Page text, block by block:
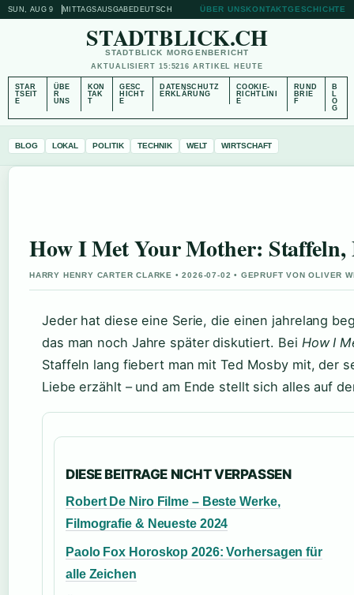
SUN, AUG 9 MITTAGSAUSGABEDEUTSCH ÜBER UNSKONTAKTGESCHICHTE
STADTBLICK.CH
STADTBLICK MORGENBERICHT
AKTUALISIERT 15:5216 ARTIKEL HEUTE
STAR
TSEIT
E
ÜBE
R
UNS
KON
TAK
T
GESC
HICHT
E
DATENSCHUTZ
ERKLÄRUNG
COOKIE-
RICHTLINI
E
RUND
BRIE
F
B
L
O
G
BLOG LOKAL POLITIK TECHNIK WELT WIRTSCHAFT
How I Met Your Mother: Staffeln,
HARRY HENRY CARTER CLARKE • 2026-07-02 • GEPRUFT VON OLIVER
Jeder hat diese eine Serie, die einen jahrelang
das man noch Jahre später diskutiert. Bei How I
Staffeln lang fiebert man mit Ted Mosby mit, der
Liebe erzählt – und am Ende stellt sich alles auf
DIESE BEITRAGE NICHT VERPASSEN
Robert De Niro Filme – Beste Werke,
Filmografie & Neueste 2024
Paolo Fox Horoskop 2026: Vorhersagen für
alle Zeichen